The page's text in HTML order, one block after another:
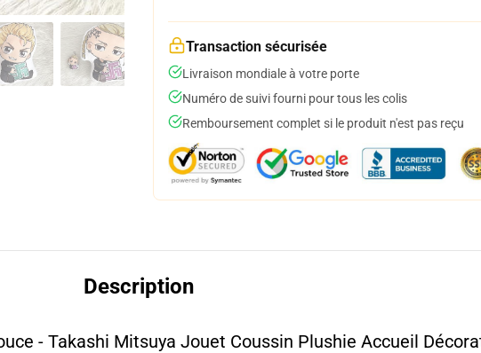
Transaction sécurisée
Livraison mondiale à votre porte
Numéro de suivi fourni pour tous les colis
Remboursement complet si le produit n'est pas reçu
Description
- Takashi Mitsuya Jouet Coussin Plushie Accueil